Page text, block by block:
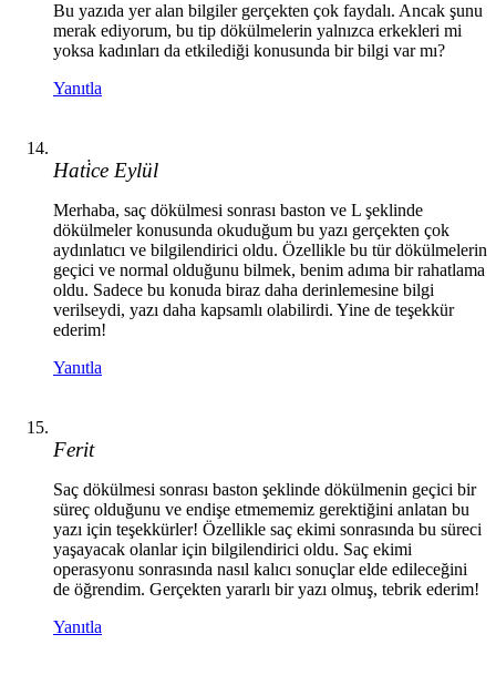
Bu yazıda yer alan bilgiler gerçekten çok faydalı. Ancak şunu
merak ediyorum, bu tip dökülmelerin yalnızca erkekleri mi
yoksa kadınları da etkilediği konusunda bir bilgi var mı?
Yanıtla
Hati̇ce Eylül
Merhaba, saç dökülmesi sonrası baston ve L şeklinde
dökülmeler konusunda okuduğum bu yazı gerçekten çok
aydınlatıcı ve bilgilendirici oldu. Özellikle bu tür dökülmelerin
geçici ve normal olduğunu bilmek, benim adıma bir rahatlama
oldu. Sadece bu konuda biraz daha derinlemesine bilgi
verilseydi, yazı daha kapsamlı olabilirdi. Yine de teşekkür
ederim!
Yanıtla
Ferit
Saç dökülmesi sonrası baston şeklinde dökülmenin geçici bir
süreç olduğunu ve endişe etmememiz gerektiğini anlatan bu
yazı için teşekkürler! Özellikle saç ekimi sonrasında bu süreci
yaşayacak olanlar için bilgilendirici oldu. Saç ekimi
operasyonu sonrasında nasıl kalıcı sonuçlar elde edileceğini
de öğrendim. Gerçekten yararlı bir yazı olmuş, tebrik ederim!
Yanıtla